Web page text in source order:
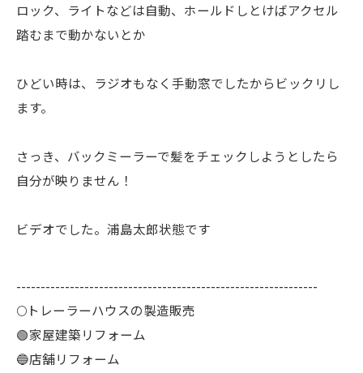
ロック、ライトなどは自動、ホールドしとけばアクセル
踏むまで動かないとか
ひどい時は、ラジオもなく手動窓でしたからビックリし
ます。
さっき、バックミーラーで髪をチェックしようとしたら
自分が映りません！
ビデオでした。浦島太郎状態です
--------------------------------------------------------------
🌕️トレーラーハウスの製造販売
🟢家屋建築リフォーム
🔵店舗リフォーム